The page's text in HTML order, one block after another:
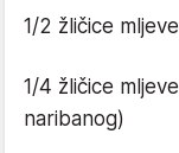
1/2 žličice
1/4 žličice
naribanog)